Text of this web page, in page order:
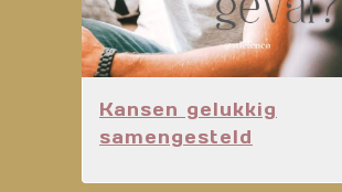
Kansen gelukkig
samengesteld